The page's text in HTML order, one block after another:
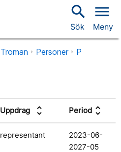
search
Sök
menu
Meny
Troman Personer P
Uppdrag unfold_more Period unfold_more
representant
2023-06-
2027-05